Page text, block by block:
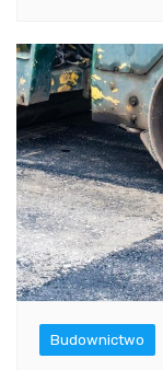
Budownictwo